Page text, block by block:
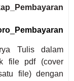
Pembayaran
Tulis dalam
file pdf (cover
file) dengan